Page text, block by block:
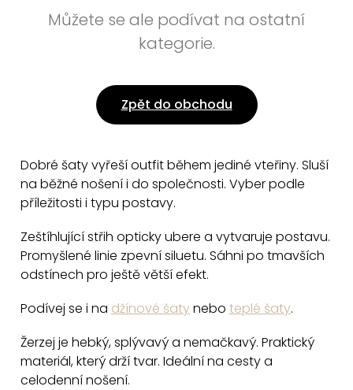
Můžete se ale podívat na ostatní
kategorie.
Zpět do obchodu
Dobré šaty vyřeší outfit během jediné vteřiny. Sluší
na běžné nošení i do společnosti. Vyber podle
příležitosti i typu postavy.
Zeštíhlující střih opticky ubere a vytvaruje postavu.
Promyšlené linie zpevní siluetu. Sáhni po tmavších
odstínech pro ještě větší efekt.
Podívej se i na džínové šatynebo teplé šaty.
Žerzej je hebký, splývavý a nemačkavý. Praktický
materiál, který drží tvar. Ideální na cesty a
celodenní nošení.